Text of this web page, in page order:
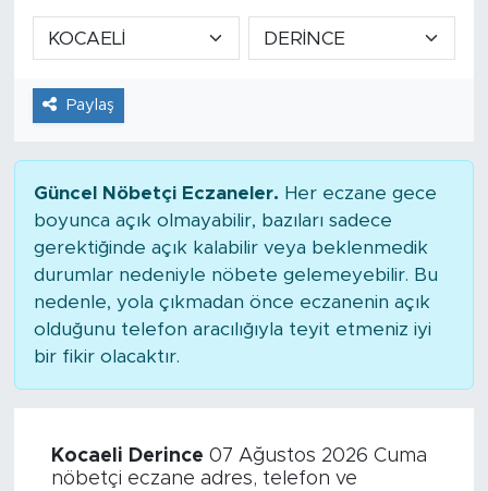
Paylaş
Güncel Nöbetçi Eczaneler. Her eczane gece
boyunca açık olmayabilir, bazıları sadece
gerektiğinde açık kalabilir veya beklenmedik
durumlar nedeniyle nöbete gelemeyebilir. Bu
nedenle, yola çıkmadan önce eczanenin açık
olduğunu telefon aracılığıyla teyit etmeniz iyi
bir fikir olacaktır.
Kocaeli Derince 07 Ağustos 2026 Cuma
nöbetçi eczane adres, telefon ve